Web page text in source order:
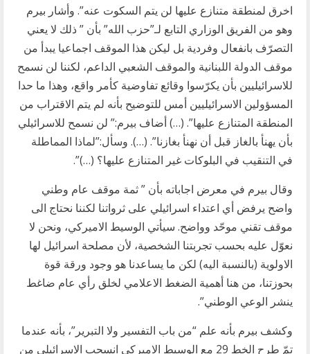
اخرق لمنطقة متنازع عليها لن يتم السكوت عنه”. وأشار بيرم
وهو من الفريق الوزاري التابع لـ”حزب الله” بأن ” ذلك لا يعني
التصرّف بانفعال وفردية بل ليكن هذا الموقف اجماعيا يبدأ من
موقف الدولة اللبنانية والموقف الشعبي الداعم، لكننا لن نسمح
للاسرائيليين بأن يكرّسوا وقائع تفاوضية كأمر واقع، وهذا ما حدا
المسؤولين الاسرائيليين أمس للتوضيح بأنه لم يتم الاقتراب من
المنطقة المتنازع عليها”. (…) أضاف بيرم:” لن نسمح للاسرائيلي
بأن يهنأ بالغاز قبل أن نهنأ بغازنا”. (…). وسأل:”لماذا المماطلة
في التنقيب في البلوكات غير المتنازع عليها؟ (…)”.
وقال بيرم في معرض اجاباته بأن ” ثمة موقف عام وطني
واضح يرفض أي اعتداء اسرائيلي على ثرواتنا لكننا نحتاج الى
موقف تقني موحّد وواضح. سيأتي الوسيط الاميركي، ونحن لا
نعوّل عليه بحسب تجربتنا الشخصية، لأن مصلحة اسرائيل لها
الاولوية (بالنسبة اليه) لكن ما يساعدنا هو وجود ورقة قوة
بحوزتنا، من هنا أهمية الضغط الاعلامي لخلق رأي عام ضاغط
ينشر الوعي الوطني”.
وكشف بيرم بأنه علم “من باب التفسير ولا التبرير”، بأنه عندما
تمّ طرح الخط 29 مع الوسيط الاميركي انسحب الاسرائيلي من